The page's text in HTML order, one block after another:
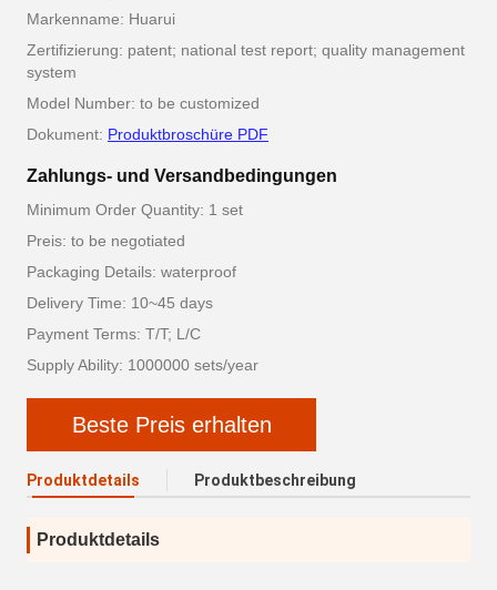
Markenname: Huarui
Zertifizierung: patent; national test report; quality management
system
Model Number: to be customized
Dokument: Produktbroschüre PDF
Zahlungs- und Versandbedingungen
Minimum Order Quantity: 1 set
Preis: to be negotiated
Packaging Details: waterproof
Delivery Time: 10~45 days
Payment Terms: T/T; L/C
Supply Ability: 1000000 sets/year
Beste Preis erhalten
Produktdetails Produktbeschreibung
Produktdetails